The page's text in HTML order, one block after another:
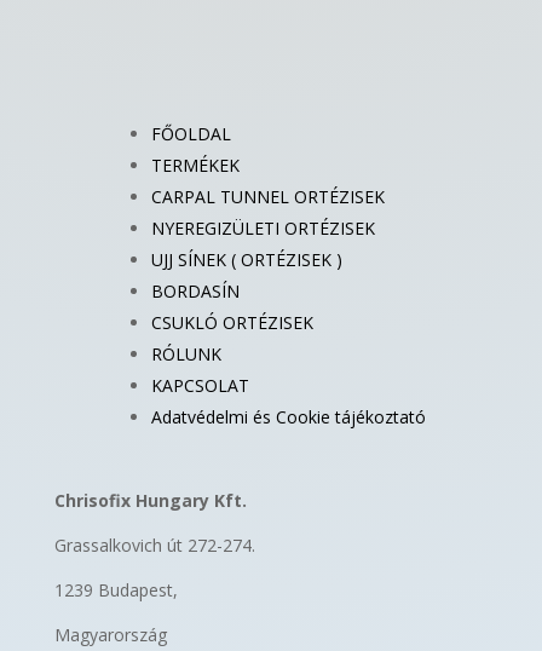
FŐOLDAL
TERMÉKEK
CARPAL TUNNEL ORTÉZISEK
NYEREGIZÜLETI ORTÉZISEK
UJJ SÍNEK ( ORTÉZISEK )
BORDASÍN
CSUKLÓ ORTÉZISEK
RÓLUNK
KAPCSOLAT
Adatvédelmi és Cookie tájékoztató
Chrisofix Hungary Kft.
Grassalkovich út 272-274.
1239 Budapest,
Magyarország